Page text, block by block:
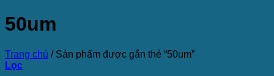
50um
Trang chủ /Sản phẩm được gắn thẻ “50um”
Lọc